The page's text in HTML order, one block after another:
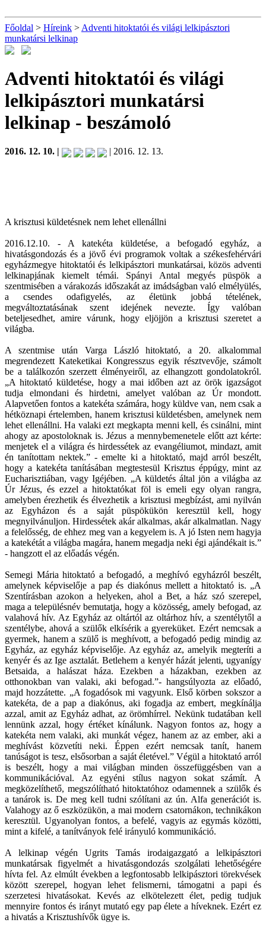
Főoldal > Híreink > Adventi hitoktatói és világi lelkipásztori
munkatársi lelkinap
Adventi hitoktatói és világi
lelkipásztori munkatársi
lelkinap - beszámoló
2016. 12. 10. | | 2016. 12. 13.
A krisztusi küldetésnek nem lehet ellenállni
2016.12.10. - A katekéta küldetése, a befogadó egyház, a
hivatásgondozás és a jövő évi programok voltak a székesfehérvári
egyházmegye hitoktatói és lelkipásztori munkatársai, közös adventi
lelkinapjának kiemelt témái. Spányi Antal megyés püspök a
szentmisében a várakozás időszakát az imádságban való elmélyülés,
a csendes odafigyelés, az életünk jobbá tételének,
megváltoztatásának szent idejének nevezte. Így valóban
beteljesedhet, amire várunk, hogy eljöjjön a krisztusi szeretet a
világba.
A szentmise után Varga László hitoktató, a 20. alkalommal
megrendezett Kateketikai Kongresszus egyik résztvevője, számolt
be a találkozón szerzett élményeiről, az elhangzott gondolatokról.
„A hitoktató küldetése, hogy a mai időben azt az örök igazságot
tudja elmondani és hirdetni, amelyet valóban az Úr mondott.
Alapvetően fontos a katekéta számára, hogy küldve van, nem csak a
hétköznapi értelemben, hanem krisztusi küldetésben, amelynek nem
lehet ellenállni. Ha valaki ezt megkapta menni kell, és csinálni, mint
ahogy az apostoloknak is. Jézus a mennybemenetele előtt azt kérte:
menjetek el a világra és hirdessétek az evangéliumot, mindazt, amit
én tanítottam nektek.” - emelte ki a hitoktató, majd arról beszélt,
hogy a katekéta tanításában megtestesül Krisztus éppúgy, mint az
Eucharisztiában, vagy Igéjében. „A küldetés által jön a világba az
Úr Jézus, és ezzel a hitoktatókat föl is emeli egy olyan rangra,
amelyben érezhetik és élvezhetik a krisztusi megbízást, ami nyilván
az Egyházon és a saját püspökükön keresztül kell, hogy
megnyilvánuljon. Hirdessétek akár alkalmas, akár alkalmatlan. Nagy
a felelősség, de ehhez meg van a kegyelem is. A jó Isten nem hagyja
a katekétát a világba magára, hanem megadja neki égi ajándékait is.”
- hangzott el az előadás végén.
Semegi Mária hitoktató a befogadó, a meghívó egyházról beszélt,
amelynek képviselője a pap és diakónus mellett a hitoktató is. „A
Szentírásban azokon a helyeken, ahol a Bet, a ház szó szerepel,
maga a településnév bemutatja, hogy a közösség, amely befogad, az
valahová hív. Az Egyház az oltártól az oltárhoz hív, a szentélytől a
szentélybe, ahová a szülők elkísérik a gyereküket. Ezért nemcsak a
gyermek, hanem a szülő is meghívott, a befogadó pedig mindig az
Egyház, az egyház képviselője. Az egyház az, amelyik megteríti a
kenyér és az Ige asztalát. Betlehem a kenyér házát jelenti, ugyanígy
Betsaida, a halászat háza. Ezekben a házakban, ezekben az
otthonokban van valaki, aki befogad.”- hangsúlyozta az előadó,
majd hozzátette. „A fogadósok mi vagyunk. Első körben sokszor a
katekéta, de a pap a diakónus, aki fogadja az embert, megkínálja
azzal, amit az Egyház adhat, az örömhírrel. Nekünk tudatában kell
lennünk azzal, hogy értéket kínálunk. Nagyon fontos az, hogy a
katekéta nem valaki, aki munkát végez, hanem az az ember, aki a
meghívást közvetíti neki. Éppen ezért nemcsak tanít, hanem
tanúságot is tesz, elsősorban a saját életével.” Végül a hitoktató arról
is beszélt, hogy a mai világban minden összefüggésben van a
kommunikációval. Az egyéni stílus nagyon sokat számít. A
megközelíthető, megszólítható hitoktatóhoz odamennek a szülők és
a tanárok is. De meg kell tudni szólítani az ún. Alfa generációt is.
Valahogy az ő eszközükön, a mai modern csatornákon, technikákon
keresztül. Ugyanolyan fontos, a befelé, vagyis az egymás közötti,
mint a kifelé, a tanítványok felé irányuló kommunikáció.
A lelkinap végén Ugrits Tamás irodaigazgató a lelkipásztori
munkatársak figyelmét a hivatásgondozás szolgálati lehetőségére
hívta fel. Az elmúlt években a legfontosabb lelkipásztori törekvések
között szerepel, hogyan lehet felismerni, támogatni a papi és
szerzetesi hivatásokat. Kevés az elkötelezett élet, pedig tudjuk
mennyire fontos és irányt mutató egy pap élete a híveknek. Ezért ez
a hivatás a Krisztushívők ügye is.